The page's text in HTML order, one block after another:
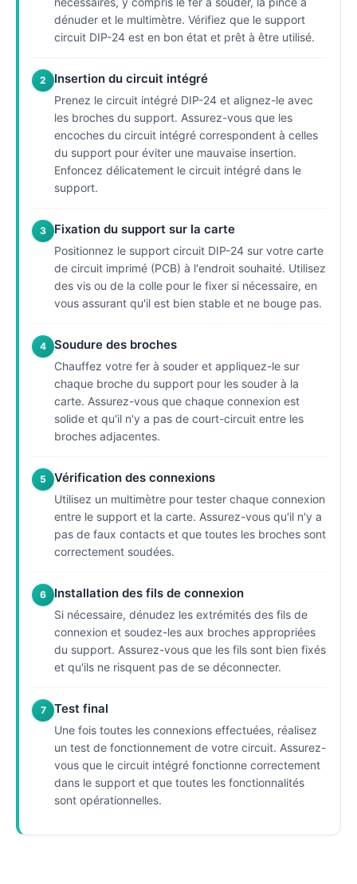
dénuder et le multimètre. Vérifiez que le support
circuit DIP-24 est en bon état et prêt à être utilisé.
2 Insertion du circuit intégré
Prenez le circuit intégré DIP-24 et alignez-le avec
les broches du support. Assurez-vous que les
encoches du circuit intégré correspondent à celles
du support pour éviter une mauvaise insertion.
Enfoncez délicatement le circuit intégré dans le
support.
3 Fixation du support sur la carte
Positionnez le support circuit DIP-24 sur votre carte
de circuit imprimé (PCB) à l'endroit souhaité. Utilisez
des vis ou de la colle pour le fixer si nécessaire, en
vous assurant qu'il est bien stable et ne bouge pas.
4 Soudure des broches
Chauffez votre fer à souder et appliquez-le sur
chaque broche du support pour les souder à la
carte. Assurez-vous que chaque connexion est
solide et qu'il n'y a pas de court-circuit entre les
broches adjacentes.
5 Vérification des connexions
Utilisez un multimètre pour tester chaque connexion
entre le support et la carte. Assurez-vous qu'il n'y a
pas de faux contacts et que toutes les broches sont
correctement soudées.
6 Installation des fils de connexion
Si nécessaire, dénudez les extrémités des fils de
connexion et soudez-les aux broches appropriées
du support. Assurez-vous que les fils sont bien fixés
et qu'ils ne risquent pas de se déconnecter.
7 Test final
Une fois toutes les connexions effectuées, réalisez
un test de fonctionnement de votre circuit. Assurez-
vous que le circuit intégré fonctionne correctement
dans le support et que toutes les fonctionnalités
sont opérationnelles.